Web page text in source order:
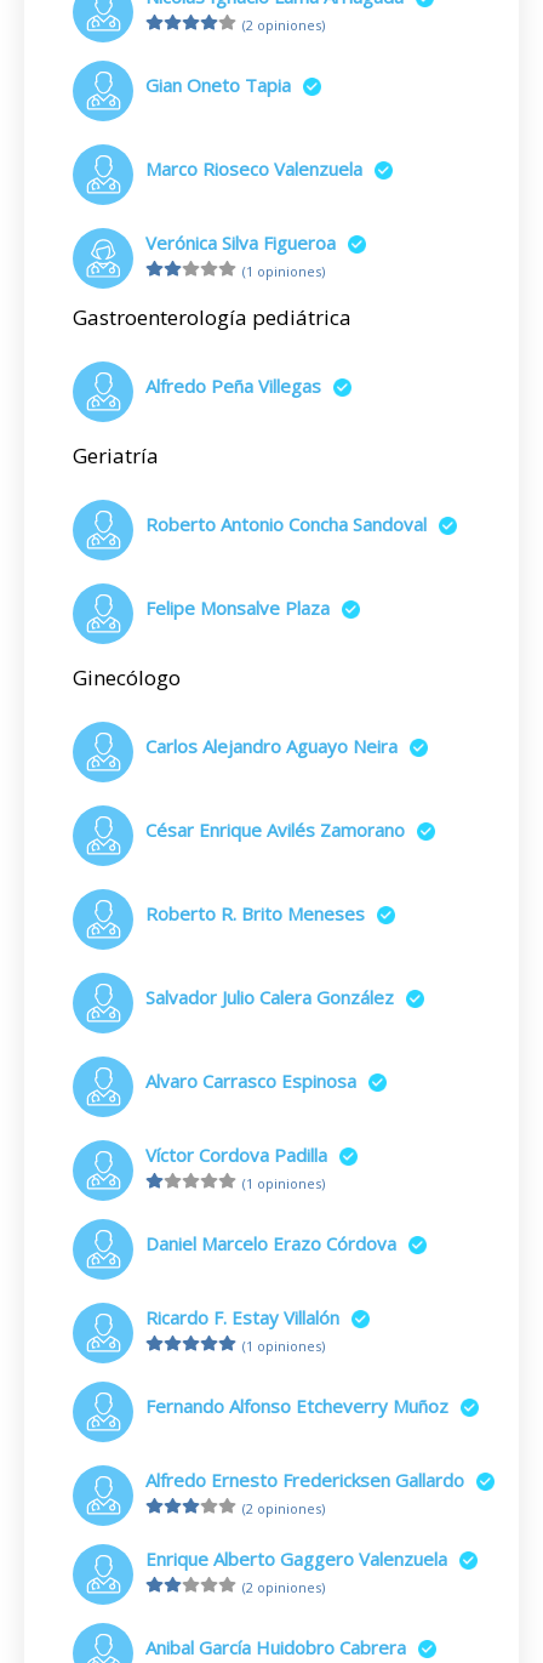
(2 opiniones)
Gian Oneto Tapia
Marco Rioseco Valenzuela
Verónica Silva Figueroa
(1 opiniones)
Gastroenterología pediátrica
Alfredo Peña Villegas
Geriatría
Roberto Antonio Concha Sandoval
Felipe Monsalve Plaza
Ginecólogo
Carlos Alejandro Aguayo Neira
César Enrique Avilés Zamorano
Roberto R. Brito Meneses
Salvador Julio Calera González
Alvaro Carrasco Espinosa
Víctor Cordova Padilla
(1 opiniones)
Daniel Marcelo Erazo Córdova
Ricardo F. Estay Villalón
(1 opiniones)
Fernando Alfonso Etcheverry Muñoz
Alfredo Ernesto Fredericksen Gallardo
(2 opiniones)
Enrique Alberto Gaggero Valenzuela
(2 opiniones)
Anibal García Huidobro Cabrera